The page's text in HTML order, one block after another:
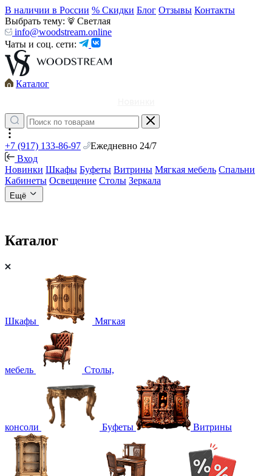
В наличии в России % Скидки Блог Отзывы Контакты
Выбрать тему:
Светлая
info@woodstream.online
Чаты и соц. сети:
Каталог
+7 (917) 133-86-97
Ежедневно 24/7
Вход
Новинки Шкафы Буфеты Витрины Мягкая мебель Спальни
Кабинеты Освещение Столы Зеркала
Ещё
Каталог
Шкафы Мягкая
мебель Столы,
консоли Буфеты Витрины